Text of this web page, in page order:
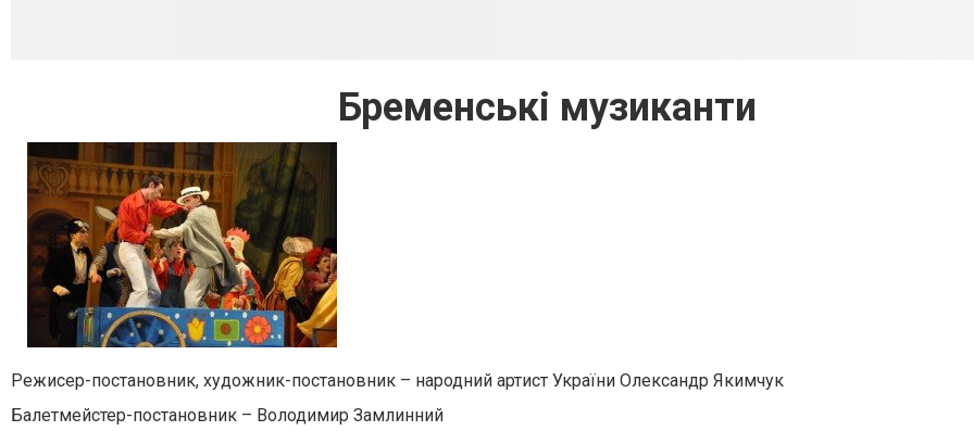
Бременські музиканти
Режисер-постановник, художник-постановник – народний артист України Олександр Якимчук
Балетмейстер-постановник – Володимир Замлинний